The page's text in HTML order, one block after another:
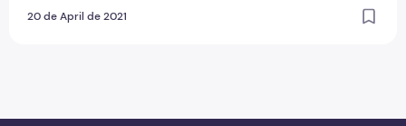
20 de April de 2021